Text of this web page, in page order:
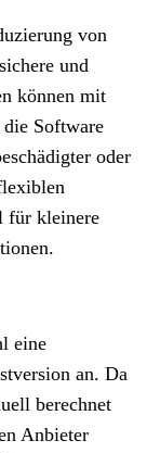
von
und
können mit
Software
oder
für kleinere
eine
an. Da
berechnet
Anbieter